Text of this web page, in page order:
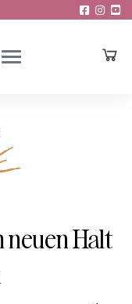
Halt